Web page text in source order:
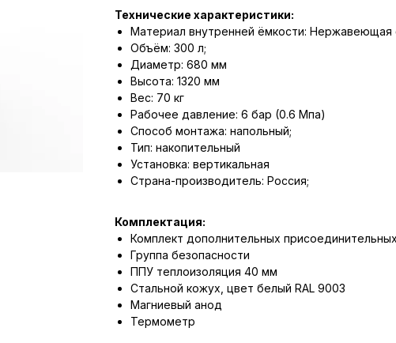
Технические характеристики:
Материал внутренней ёмкости: Нержавеющая
Объём: 300 л;
Диаметр: 680 мм
Высота: 1320 мм
Вес: 70 кг
Рабочее давление: 6 бар (0.6 Мпа)
Способ монтажа: напольный;
Тип: накопительный
Установка: вертикальная
Страна-производитель: Россия;
Комплектация:
Комплект дополнительных
Группа безопасности
ППУ теплоизоляция 40 мм
Стальной кожух, цвет белый RAL 9003
Магниевый анод
Термометр